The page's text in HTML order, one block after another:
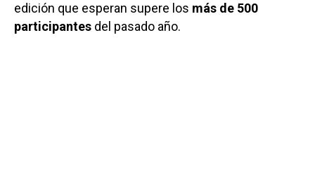
edición que esperan supere los más de 500
participantes del pasado año.